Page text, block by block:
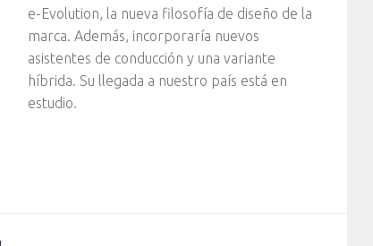
e-Evolution, la nueva filosofía de diseño de la
marca. Además, incorporaría nuevos
asistentes de conducción y una variante
híbrida. Su llegada a nuestro país está en
estudio.